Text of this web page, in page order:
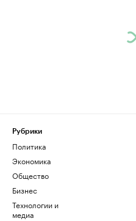
Рубрики
Политика
Экономика
Общество
Бизнес
Технологии и
медиа